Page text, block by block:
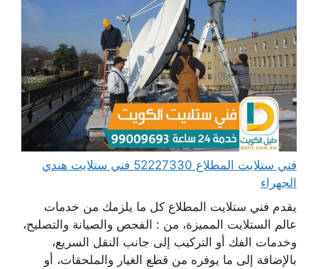
فني ستلايت المطلاع 52227330 فني ستلايت هندي
الجهراء
يقدم فني ستلايت المطلاع كل ما يلزمك من خدمات
عالم الستلايت المميزة، من : الفحص والصيانة والتصليح،
وخدمات الفك أو التركيب إلى جانب النقل السريع،
بالإضافة إلى ما يوفره من قطع الغيار والملحقات، أو